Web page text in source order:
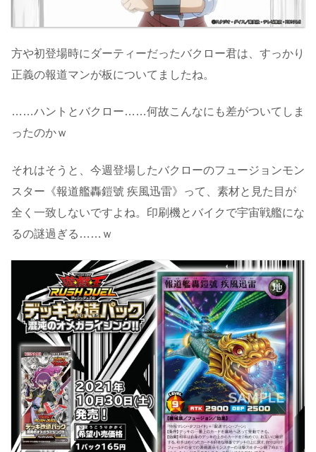
方や初登場時にダーティーだったバクロー君は、すっかり
正義の報道マンが板についてましたね。
……ハントとバクロー……何故こんなにも差がついてしま
ったのかｗ
それはそうと、今週登場したバクローのフュージョンモン
スター《報道艦轟鎧號 疾風迅雷》って、素材と見た目が
全く一致しないですよね。印刷機とバイクで宇宙戦艦にな
るの謎過ぎる……ｗ